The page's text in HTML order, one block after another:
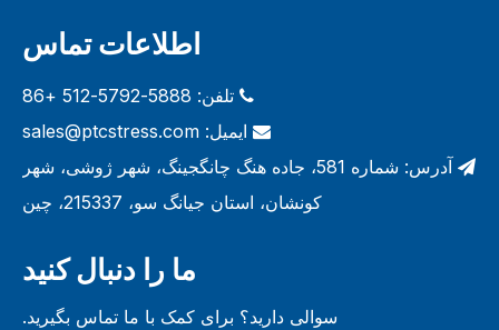
اطلاعات تماس
 تلفن: 5888-5792-512 +86
 ایمیل: sales@ptcstress.com

آدرس: شماره 581، جاده هنگ چانگجینگ، شهر ژوشی، شهر
کونشان، استان جیانگ سو، 215337، چین
ما را دنبال کنید
سوالی دارید؟ برای کمک با ما تماس بگیرید.